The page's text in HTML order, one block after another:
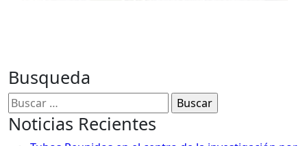
Busqueda
Buscar:
Noticias Recientes